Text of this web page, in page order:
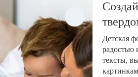
Детская
радостью
тексты,